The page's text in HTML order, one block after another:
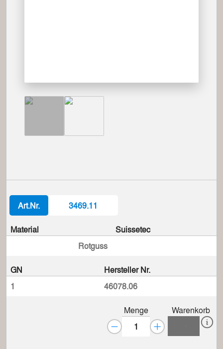
Art.Nr. 3469.11
Material
Rotguss
Suissetec
GN
Hersteller Nr.
1
46078.06
Menge Warenkorb